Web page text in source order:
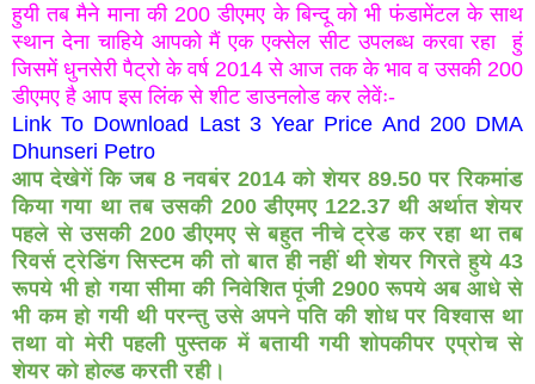
हुयी तब मैने माना की 200 डीएमए के बिन्दू को भी फंडामेंटल के साथ
स्थान देना चाहिये आपको मैं एक एक्सेल सीट उपलब्ध करवा रहा हुं
जिसमें धुनसेरी पैट्रो के वर्ष 2014 से आज तक के भाव व उसकी 200
डीएमए है आप इस लिंक से शीट डाउनलोड कर लेवेंः-
Link To Download Last 3 Year Price And 200 DMA
Dhunseri Petro
आप देखेगें कि जब 8 नवबंर 2014 को शेयर 89.50 पर रिकमांड
किया गया था तब उसकी 200 डीएमए 122.37 थी अर्थात शेयर
पहले से उसकी 200 डीएमए से बहुत नीचे ट्रेड कर रहा था तब
रिवर्स ट्रेडिंग सिस्टम की तो बात ही नहीं थी शेयर गिरते हुये 43
रूपये भी हो गया सीमा की निवेशित पूंजी 2900 रूपये अब आधे से
भी कम हो गयी थी परन्तु उसे अपने पति की शोध पर विश्वास था
तथा वो मेरी पहली पुस्तक में बतायी गयी शोपकीपर एप्रोच से
शेयर को होल्ड करती रही।